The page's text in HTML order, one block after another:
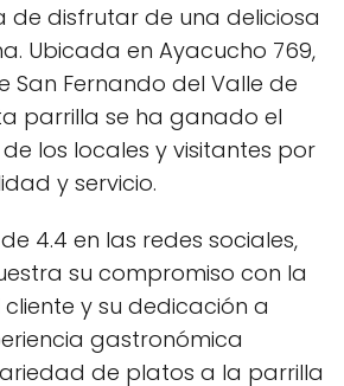
disfrutar de una deliciosa
Ubicada en Ayacucho 769,
San Fernando del Valle de
parrilla se ha ganado el
los locales y visitantes por
y servicio.
4.4 en las redes sociales,
su compromiso con la
y su dedicación a
gastronómica
de platos a la parrilla